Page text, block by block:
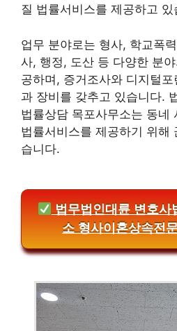
질 법률서비스를 제공하고 있
업무 분야로는 형사, 학교폭
사, 행정, 도산 등 다양한 분
공하며, 증거조사와 디지털
과 장비를 갖추고 있습니다.
법률상담 목포사무소는 동네
법률서비스를 제공하기 위해
습니다.
법무법인대륜 변호사
소 형사이혼상속전